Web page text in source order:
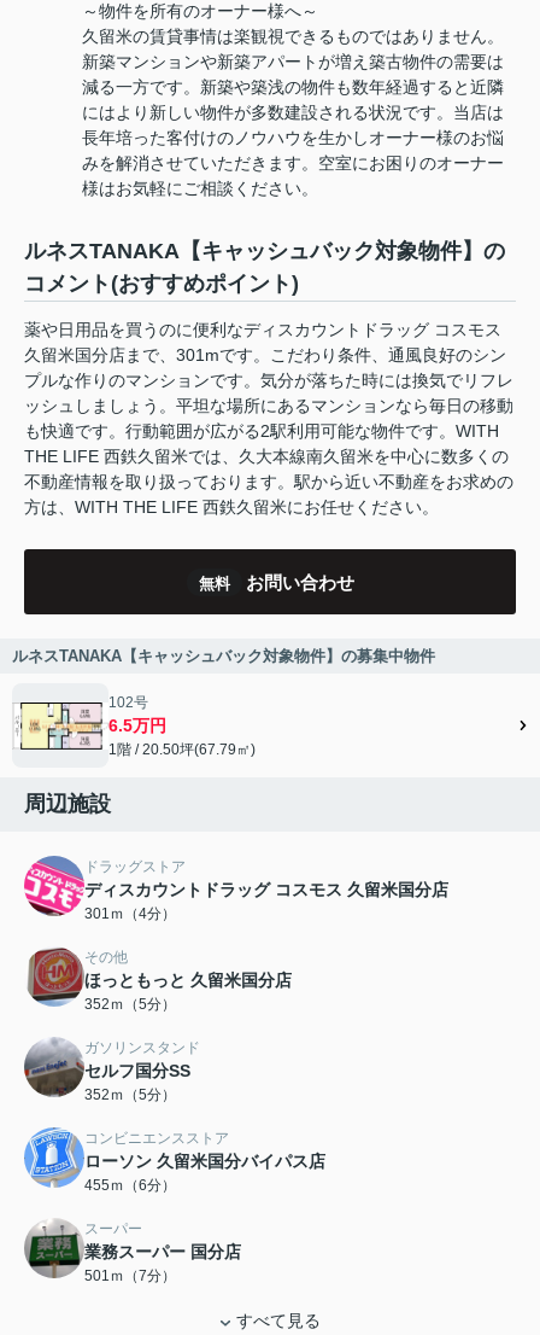
～物件を所有のオーナー様へ～
久留米の賃貸事情は楽観視できるものではありません。
新築マンションや新築アパートが増え築古物件の需要は
減る一方です。新築や築浅の物件も数年経過すると近隣
にはより新しい物件が多数建設される状況です。当店は
長年培った客付けのノウハウを生かしオーナー様のお悩
みを解消させていただきます。空室にお困りのオーナー
様はお気軽にご相談ください。
ルネスTANAKA【キャッシュバック対象物件】の
コメント(おすすめポイント)
薬や日用品を買うのに便利なディスカウントドラッグ コスモス
久留米国分店まで、301mです。こだわり条件、通風良好のシン
プルな作りのマンションです。気分が落ちた時には換気でリフレ
ッシュしましょう。平坦な場所にあるマンションなら毎日の移動
も快適です。行動範囲が広がる2駅利用可能な物件です。WITH
THE LIFE 西鉄久留米では、久大本線南久留米を中心に数多くの
不動産情報を取り扱っております。駅から近い不動産をお求めの
方は、WITH THE LIFE 西鉄久留米にお任せください。
無料 お問い合わせ
ルネスTANAKA【キャッシュバック対象物件】の募集中物件
102号
6.5万円
1階 / 20.50坪(67.79㎡)
周辺施設
ドラッグストア
ディスカウントドラッグ コスモス 久留米国分店
301ｍ（4分）
その他
ほっともっと 久留米国分店
352ｍ（5分）
ガソリンスタンド
セルフ国分SS
352ｍ（5分）
コンビニエンスストア
ローソン 久留米国分バイパス店
455ｍ（6分）
スーパー
業務スーパー 国分店
501ｍ（7分）
すべて見る